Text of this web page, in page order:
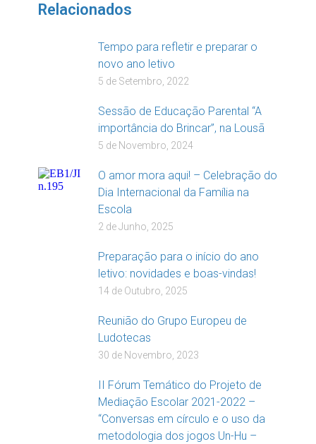
Relacionados
Tempo para refletir e preparar o
novo ano letivo
5 de Setembro, 2022
Sessão de Educação Parental “A
importância do Brincar”, na Lousã
5 de Novembro, 2024
O amor mora aqui! – Celebração do
Dia Internacional da Família na
Escola
2 de Junho, 2025
Preparação para o início do ano
letivo: novidades e boas-vindas!
14 de Outubro, 2025
Reunião do Grupo Europeu de
Ludotecas
30 de Novembro, 2023
II Fórum Temático do Projeto de
Mediação Escolar 2021-2022 –
“Conversas em círculo e o uso da
metodologia dos jogos Un-Hu –